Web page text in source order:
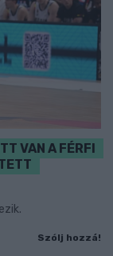
VAN A FÉRFI
Szólj hozzá!